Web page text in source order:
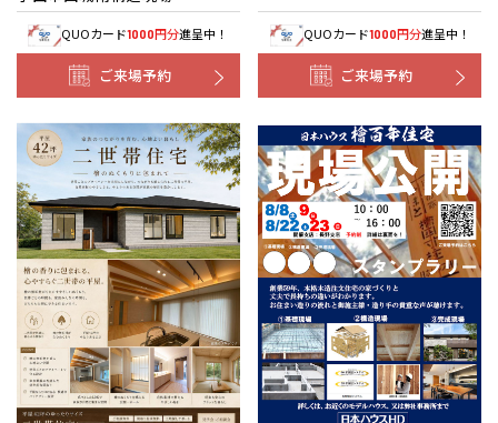
QUOカード1000円分進呈中！
ご来場予約
QUOカード1000円分進呈中！
ご来場予約